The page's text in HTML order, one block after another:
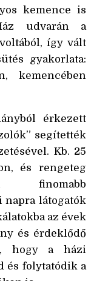
kemence is
udvarán a
így vált
gyakorlata:
kemencében
érkezett
segítették
Kb. 25
és rengeteg
finomabb
napra látogatók
az évek
és érdeklődő
hogy a házi
és folytatódik a